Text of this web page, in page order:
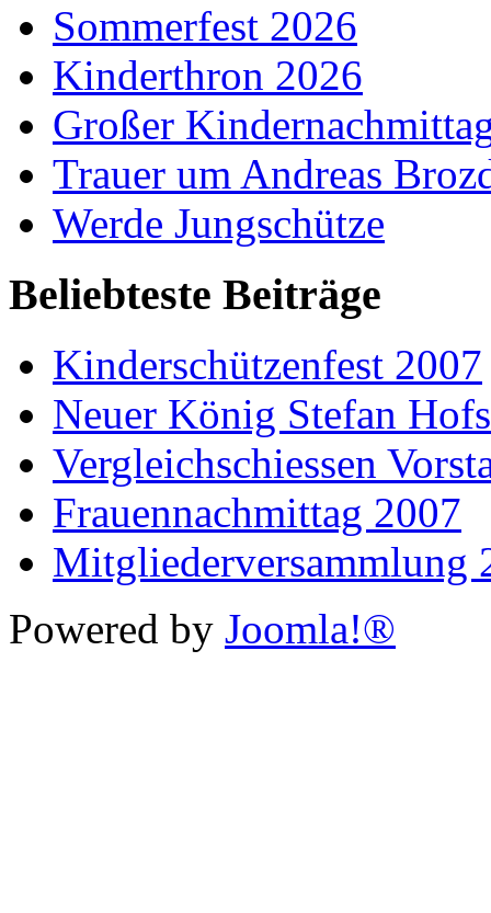
Sommerfest 2026
Kinderthron 2026
Großer
Trauer um Andreas
Werde Jungschütze
Beliebteste Beiträge
Kinderschützenfest 2007
Neuer König Stefan
Vergleichschiessen
Frauennachmittag 2007
Mitgliederversammlung
Powered by Joomla!®